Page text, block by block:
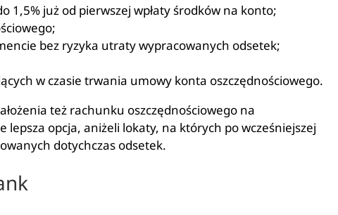
już od pierwszej wpłaty środków na konto;
bez ryzyka utraty wypracowanych odsetek;
w czasie trwania umowy konta oszczędnościowego.
też rachunku oszczędnościowego na
opcja, aniżeli lokaty, na których po wcześniejszej
dotychczas odsetek.